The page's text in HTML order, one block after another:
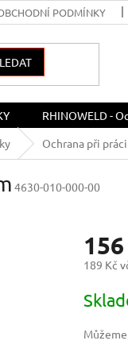
PODMÍNKY
RHINOWELD -
Ochrana při
4630-010-000-00
189 Kč
cena: